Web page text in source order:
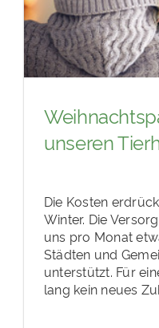
unseren
Die Kosten
Winter. Die
uns pro Monat
Städten und
unterstützt. Für
lang kein neues